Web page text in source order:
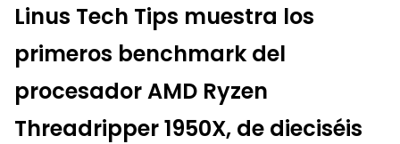
Linus Tech Tips muestra los
primeros benchmark del
procesador AMD Ryzen
Threadripper 1950X, de dieciséis